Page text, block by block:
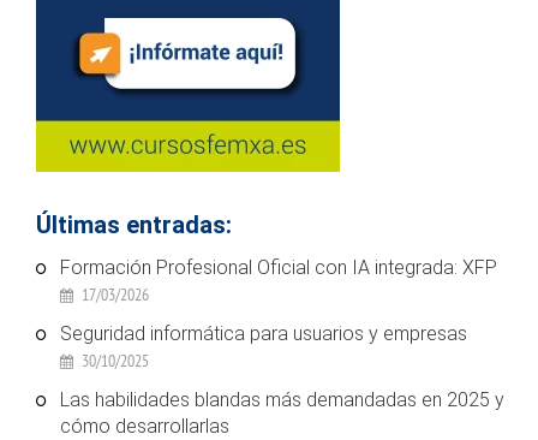
Últimas entradas:
Formación Profesional Oficial con IA integrada: XFP
17/03/2026
Seguridad informática para usuarios y empresas
30/10/2025
Las habilidades blandas más demandadas en 2025 y
cómo desarrollarlas